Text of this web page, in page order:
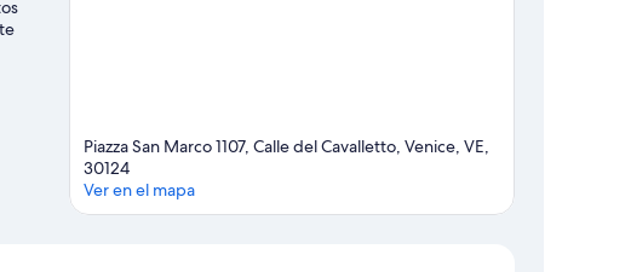
Piazza San Marco 1107, Calle del Cavalletto, Venice, VE,
30124
Ver en el mapa